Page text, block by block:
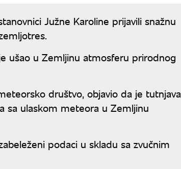
Južne Karoline prijavili snažnu
ušao u Zemljinu atmosferu prirodnog
društvo, objavio da je tutnjava
sa ulaskom meteora u Zemljinu
podaci u skladu sa zvučnim